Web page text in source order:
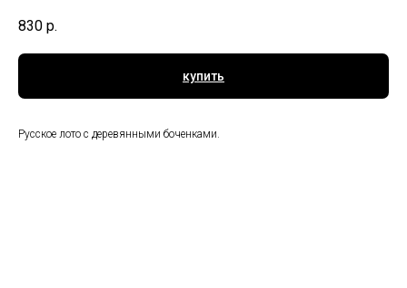
830 р.
купить
Русское лото с деревянными боченками.